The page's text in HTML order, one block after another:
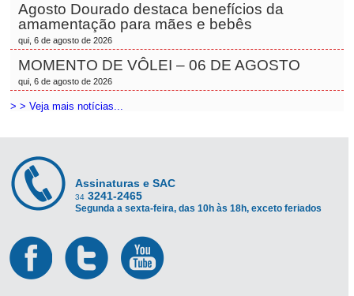
Agosto Dourado destaca benefícios da
amamentação para mães e bebês
qui, 6 de agosto de 2026
MOMENTO DE VÔLEI – 06 DE AGOSTO
qui, 6 de agosto de 2026
> > Veja mais notícias...
Assinaturas e SAC
34 3241-2465
Segunda a sexta-feira, das 10h às 18h, exceto feriados